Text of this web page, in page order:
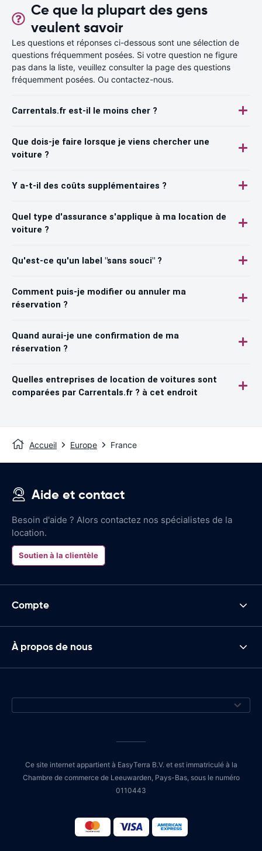
Ce que la plupart des gens
veulent savoir
Les questions et réponses ci-dessous sont une sélection de
questions fréquemment posées. Si votre question ne figure
pas dans la liste, veuillez consulter la page des questions
fréquemment posées. Ou contactez-nous.
Carrentals.fr est-il le moins cher ?
Que dois-je faire lorsque je viens chercher une
voiture ?
Y a-t-il des coûts supplémentaires ?
Quel type d'assurance s'applique à ma location de
voiture ?
Qu'est-ce qu'un label "sans souci" ?
Comment puis-je modifier ou annuler ma
réservation ?
Quand aurai-je une confirmation de ma
réservation ?
Quelles entreprises de location de voitures sont
comparées par Carrentals.fr ? à cet endroit
Accueil Europe France
Aide et contact
Besoin d'aide ? Alors contactez nos spécialistes de la
location.
Soutien à la clientèle
Compte
À propos de nous
Ce site internet appartient à EasyTerra B.V. et est immatriculé à la
Chambre de commerce de Leeuwarden, Pays-Bas, sous le numéro
0110443